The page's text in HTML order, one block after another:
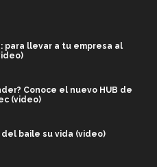
para llevar a tu empresa al
Conoce el nuevo HUB de
(video)
del baile su vida (video)